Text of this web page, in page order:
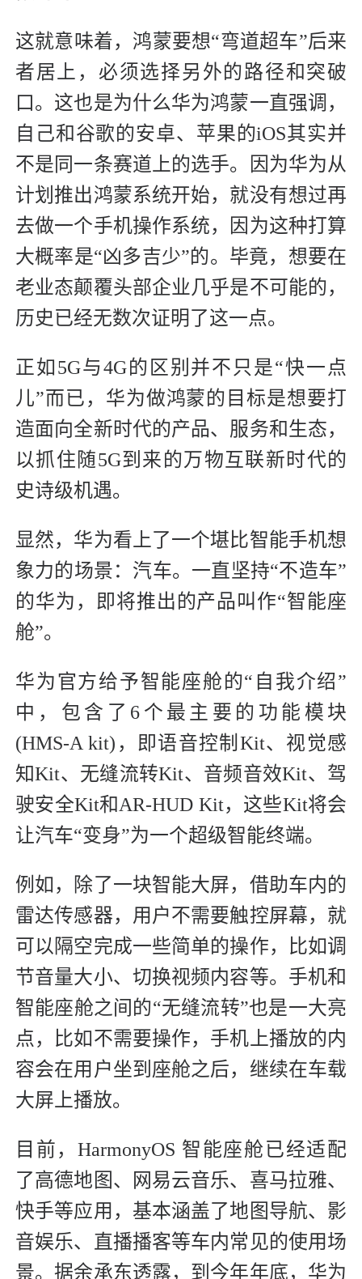
这就意味着，鸿蒙要想“弯道超车”后来
者居上，必须选择另外的路径和突破
口。这也是为什么华为鸿蒙一直强调，
自己和谷歌的安卓、苹果的iOS其实并
不是同一条赛道上的选手。因为华为从
计划推出鸿蒙系统开始，就没有想过再
去做一个手机操作系统，因为这种打算
大概率是“凶多吉少”的。毕竟，想要在
老业态颠覆头部企业几乎是不可能的，
历史已经无数次证明了这一点。
正如5G与4G的区别并不只是“快一点
儿”而已，华为做鸿蒙的目标是想要打
造面向全新时代的产品、服务和生态，
以抓住随5G到来的万物互联新时代的
史诗级机遇。
显然，华为看上了一个堪比智能手机想
象力的场景：汽车。一直坚持“不造车”
的华为，即将推出的产品叫作“智能座
舱”。
华为官方给予智能座舱的“自我介绍”
中，包含了6个最主要的功能模块
(HMS-A kit)，即语音控制Kit、视觉感
知Kit、无缝流转Kit、音频音效Kit、驾
驶安全Kit和AR-HUD Kit，这些Kit将会
让汽车“变身”为一个超级智能终端。
例如，除了一块智能大屏，借助车内的
雷达传感器，用户不需要触控屏幕，就
可以隔空完成一些简单的操作，比如调
节音量大小、切换视频内容等。手机和
智能座舱之间的“无缝流转”也是一大亮
点，比如不需要操作，手机上播放的内
容会在用户坐到座舱之后，继续在车载
大屏上播放。
目前，HarmonyOS 智能座舱已经适配
了高德地图、网易云音乐、喜马拉雅、
快手等应用，基本涵盖了地图导航、影
音娱乐、直播播客等车内常见的使用场
景。据余承东透露，到今年年底，华为